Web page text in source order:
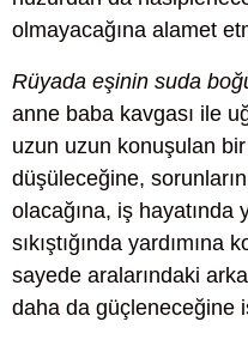
olmayacağına alamet
Rüyada eşinin suda
anne baba kavgası ile
uzun uzun konuşulan
düşüleceğine,
olacağına, iş hayatında
sıkıştığında
sayede aralarındaki
daha da güçleneceğine